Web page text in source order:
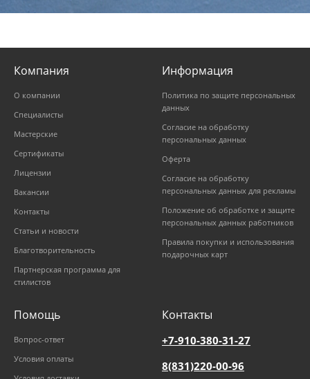
Компания
О компании
Специалисты
Мастерские
Сертификаты
Лицензии
Вакансии
Контакты
Статьи и новости
Благотворительность
Партнерская программа для
стилистов
Информация
Политика по защите персональных
данных
Согласие на обработку
персональных данных
Оферта
Согласие на обработку
персональных данных для рекламы
Положение об обработке и защите
персональных данных работников
Правила покупки и использования
подарочных карт
Помощь
Вопрос-ответ
Условия оплаты
Контакты
+7-910-380-31-27
8(831)220-00-96